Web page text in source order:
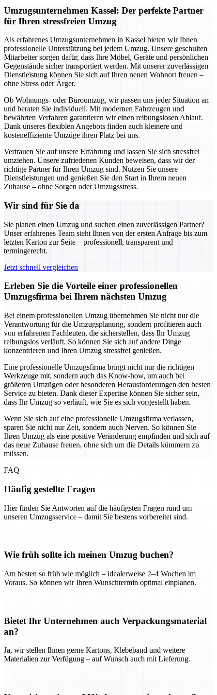
Umzugsunternehmen Kassel: Der perfekte Partner
für Ihren stressfreien Umzug
Als erfahrenes Umzugsunternehmen in Kassel bieten wir Ihnen
professionelle Unterstützung bei jedem Umzug. Unsere geschulten
Mitarbeiter sorgen dafür, dass Ihre Möbel, Geräte und persönlichen
Gegenstände sicher transportiert werden. Mit unserer zuverlässigen
Dienstleistung können Sie sich auf Ihren neuen Wohnort freuen –
ohne Stress oder Ärger.
Ob Wohnungs- oder Büroumzug, wir passen uns jeder Situation an
und beraten Sie individuell. Mit modernen Fahrzeugen und
bewährten Verfahren garantieren wir einen reibungslosen Ablauf.
Dank unseres flexiblen Angebots finden auch kleinere und
kosteneffiziente Umzüge ihren Platz bei uns.
Vertrauen Sie auf unsere Erfahrung und lassen Sie sich stressfrei
umziehen. Unsere zufriedenen Kunden beweisen, dass wir der
richtige Partner für Ihren Umzug sind. Nutzen Sie unsere
Dienstleistungen und genießen Sie den Start in Ihrem neuen
Zuhause – ohne Sorgen oder Umzugsstress.
Wir sind für Sie da
Sie planen einen Umzug und suchen einen zuverlässigen Partner?
Unser erfahrenes Team steht Ihnen von der ersten Anfrage bis zum
letzten Karton zur Seite – professionell, transparent und
termingerecht.
Jetzt schnell vergleichen
Erleben Sie die Vorteile einer professionellen
Umzugsfirma bei Ihrem nächsten Umzug
Bei einem professionellen Umzug übernehmen Sie nicht nur die
Verantwortung für die Umzugsplanung, sondern profitieren auch
von erfahrenen Fachleuten, die sicherstellen, dass Ihr Umzug
reibungslos verläuft. So können Sie sich auf andere Dinge
konzentrieren und Ihren Umzug stressfrei genießen.
Eine professionelle Umzugsfirma bringt nicht nur die richtigen
Werkzeuge mit, sondern auch das Know-how, um auch bei
größeren Umzügen oder besonderen Herausforderungen den besten
Service zu bieten. Dank dieser Expertise können Sie sicher sein,
dass Ihr Umzug so verläuft, wie Sie es sich vorgestellt haben.
Wenn Sie sich auf eine professionelle Umzugsfirma verlassen,
sparen Sie nicht nur Zeit, sondern auch Nerven. So können Sie
Ihren Umzug als eine positive Veränderung empfinden und sich auf
das neue Zuhause freuen, ohne sich um die Details kümmern zu
müssen.
FAQ
Häufig gestellte Fragen
Hier finden Sie Antworten auf die häufigsten Fragen rund um
unseren Umzugsservice – damit Sie bestens vorbereitet sind.
Wie früh sollte ich meinen Umzug buchen?
Am besten so früh wie möglich – idealerweise 2–4 Wochen im
Voraus. So können wir Ihren Wunschtermin optimal einplanen.
Bietet Ihr Unternehmen auch Verpackungsmaterial
an?
Ja, wir stellen Ihnen gerne Kartons, Klebeband und weitere
Materialien zur Verfügung – auf Wunsch auch mit Lieferung.